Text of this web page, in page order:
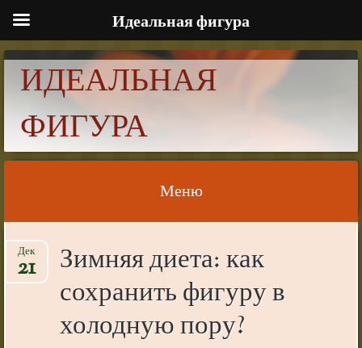
ИДЕАЛЬНАЯ
ФИГУРА
Меню
Skip to content
Зимняя диета: как
сохранить фигуру в
холодную пору?
Дек
21
Идеальная фигура